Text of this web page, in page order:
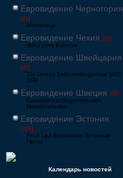
Евровидение Черногория
[21]
Montevizija
Евровидение Чехия [26]
Velká cena Eurovize
Евровидение Швейцария
[35]
Die Grosse Entscheidungsshow SRG
SSR
Евровидение Швеция [48]
Eurovisionsschlagerfestivalen
Melodifestivalen
Евровидение Эстония
[226]
Eesti Laul Eurovisioon Эстонская
Песня
Календарь новостей